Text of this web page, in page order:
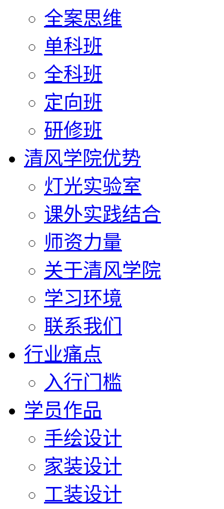
全案思维
单科班
全科班
定向班
研修班
清风学院优势
灯光实验室
课外实践结合
师资力量
关于清风学院
学习环境
联系我们
行业痛点
入行门槛
学员作品
手绘设计
家装设计
工装设计